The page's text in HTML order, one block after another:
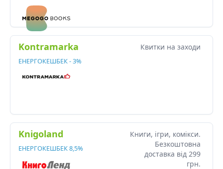
Kontramarka
ЕНЕРГОКЕШБЕК - 3%
Квитки на заходи
Knigoland
ЕНЕРГОКЕШБЕК 8,5%
Книги, ігри, комікси.
Безкоштовна
доставка від 299
грн.